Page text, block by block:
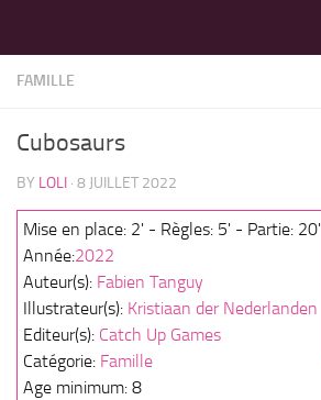
FAMILLE
Cubosaurs
BY LOLI · 8 JUILLET 2022
Mise en place: 2' - Règles: 5' - Partie: 20'
Année:2022
Auteur(s): Fabien Tanguy
Illustrateur(s): Kristiaan der Nederlanden
Editeur(s): Catch Up Games
Catégorie: Famille
Age minimum: 8